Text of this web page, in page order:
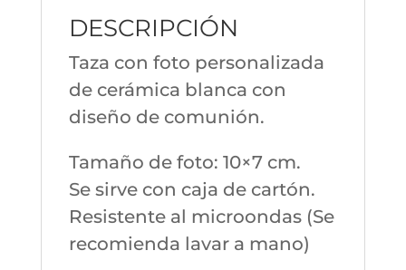
DESCRIPCIÓN
Taza con foto personalizada
de cerámica blanca con
diseño de comunión.
Tamaño de foto: 10×7 cm.
Se sirve con caja de cartón.
Resistente al microondas (Se
recomienda lavar a mano)